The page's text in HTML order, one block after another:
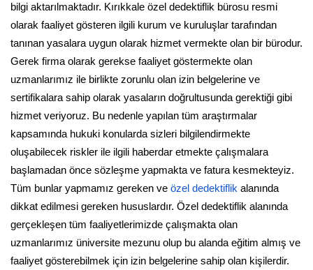
bilgi aktarılmaktadır. Kırıkkale özel dedektiflik bürosu resmi
olarak faaliyet gösteren ilgili kurum ve kuruluşlar tarafından
tanınan yasalara uygun olarak hizmet vermekte olan bir bürodur.
Gerek firma olarak gerekse faaliyet göstermekte olan
uzmanlarımız ile birlikte zorunlu olan izin belgelerine ve
sertifikalara sahip olarak yasaların doğrultusunda gerektiği gibi
hizmet veriyoruz. Bu nedenle yapılan tüm araştırmalar
kapsamında hukuki konularda sizleri bilgilendirmekte
oluşabilecek riskler ile ilgili haberdar etmekte çalışmalara
başlamadan önce sözleşme yapmakta ve fatura kesmekteyiz.
Tüm bunlar yapmamız gereken ve özel dedektiflik alanında
dikkat edilmesi gereken hususlardır. Özel dedektiflik alanında
gerçekleşen tüm faaliyetlerimizde çalışmakta olan
uzmanlarımız üniversite mezunu olup bu alanda eğitim almış ve
faaliyet gösterebilmek için izin belgelerine sahip olan kişilerdir.